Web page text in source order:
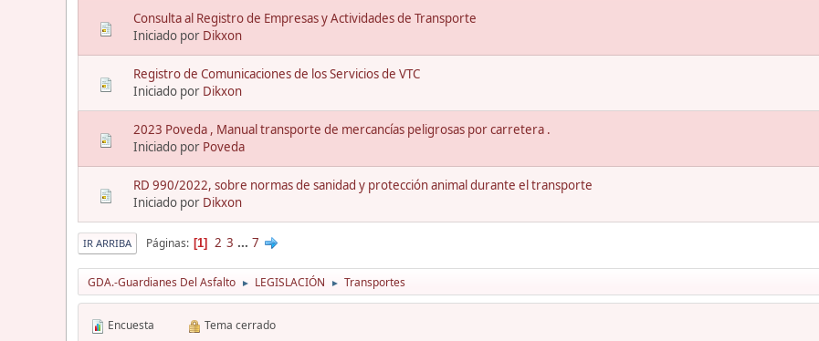
Consulta al Registro de Empresas y Actividades de Transporte
Iniciado por Dikxon
Registro de Comunicaciones de los Servicios de VTC
Iniciado por Dikxon
2023 Poveda , Manual transporte de mercancías peligrosas por carretera .
Iniciado por Poveda
RD 990/2022, sobre normas de sanidad y protección animal durante el transporte
Iniciado por Dikxon
IR ARRIBA Páginas 1 2 3 ... 7
GDA.-Guardianes Del Asfalto ► LEGISLACIÓN ► Transportes
Encuesta
Tema cerrado